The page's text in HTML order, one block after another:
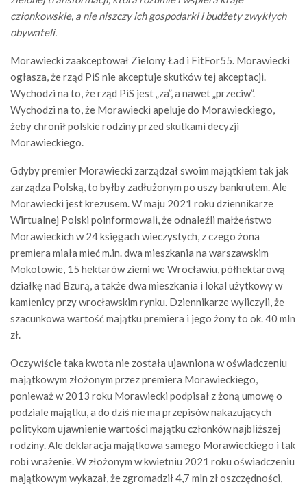
członkowskie, a nie niszczy ich gospodarki i budżety zwykłych
obywateli.
Morawiecki zaakceptował Zielony Ład i FitFor55. Morawiecki
ogłasza, że rząd PiS nie akceptuje skutków tej akceptacji.
Wychodzi na to, że rząd PiS jest „za”, a nawet „przeciw”.
Wychodzi na to, że Morawiecki apeluje do Morawieckiego,
żeby chronił polskie rodziny przed skutkami decyzji
Morawieckiego.
Gdyby premier Morawiecki zarządzał swoim majątkiem tak jak
zarządza Polską, to byłby zadłużonym po uszy bankrutem. Ale
Morawiecki jest krezusem. W maju 2021 roku dziennikarze
Wirtualnej Polski poinformowali, że odnaleźli małżeństwo
Morawieckich w 24 księgach wieczystych, z czego żona
premiera miała mieć m.in. dwa mieszkania na warszawskim
Mokotowie, 15 hektarów ziemi we Wrocławiu, półhektarową
działkę nad Bzurą, a także dwa mieszkania i lokal użytkowy w
kamienicy przy wrocławskim rynku. Dziennikarze wyliczyli, że
szacunkowa wartość majątku premiera i jego żony to ok. 40 mln
zł.
Oczywiście taka kwota nie została ujawniona w oświadczeniu
majątkowym złożonym przez premiera Morawieckiego,
ponieważ w 2013 roku Morawiecki podpisał z żoną umowę o
podziale majątku, a do dziś nie ma przepisów nakazujących
politykom ujawnienie wartości majątku członków najbliższej
rodziny. Ale deklaracja majątkowa samego Morawieckiego i tak
robi wrażenie. W złożonym w kwietniu 2021 roku oświadczeniu
majątkowym wykazał, że zgromadził 4,7 mln zł oszczędności,